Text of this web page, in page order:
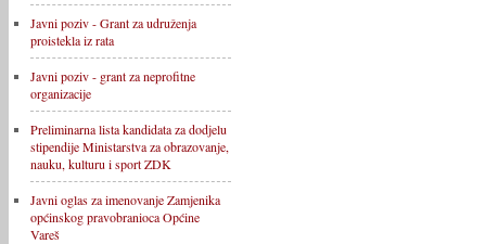
Javni poziv - Grant za udruženja
proistekla iz rata
Javni poziv - grant za neprofitne
organizacije
Preliminarna lista kandidata za dodjelu
stipendije Ministarstva za obrazovanje,
nauku, kulturu i sport ZDK
Javni oglas za imenovanje Zamjenika
općinskog pravobranioca Općine
Vareš